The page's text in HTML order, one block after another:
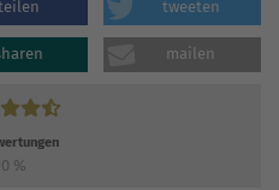
tweeten
mailen
%